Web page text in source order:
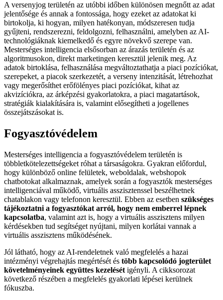
A versenyjog területén az utóbbi időben különösen megnőtt az adat
jelentősége és annak a fontossága, hogy ezeket az adatokat ki
birtokolja, ki hogyan, milyen hatékonyan, módszeresen tudja
gyűjteni, rendszerezni, feldolgozni, felhasználni, amelyben az AI-
technológiáknak kiemelkedő és egyre növekvő szerepe van.
Mesterséges intelligencia elsősorban az árazás területén és az
algoritmusokon, direkt marketingen keresztül jelenik meg. Az
adatok birtoklása, felhasználása megváltoztathatja a piaci pozíciókat,
szerepeket, a piacok szerkezetét, a verseny intenzitását, létrehozhat
vagy megerősíthet erőfölényes piaci pozíciókat, kihat az
akvizíciókra, az árképzési gyakorlatokra, a piaci magatartások,
stratégiák kialakítására is, valamint elősegítheti a jogellenes
összejátszásokat is.
Fogyasztóvédelem
Mesterséges intelligencia a fogyasztóvédelem területén is
többletkötelezettségeket róhat a társaságokra. Gyakran előfordul,
hogy különböző online felületek, weboldalak, webshopok
chatbotokat alkalmaznak, amelyek során a fogyasztók mesterséges
intelligenciával működő, virtuális asszisztenssel beszélhetnek
chatablakon vagy telefonon keresztül. Ebben az esetben szükséges
tájékoztatni a fogyasztókat arról, hogy nem emberrel lépnek
kapcsolatba, valamint azt is, hogy a virtuális asszisztens milyen
kérdésekben tud segítséget nyújtani, milyen korlátai vannak a
virtuális asszisztens működésének.
Jól látható, hogy az AI-rendeletnek való megfelelés a hazai
intézményi végrehajtás megértését és több kapcsolódó jogterület
követelményeinek együttes kezelését igényli. A cikksorozat
következő részében a megfelelés gyakorlati lépései kerülnek
fókuszba.